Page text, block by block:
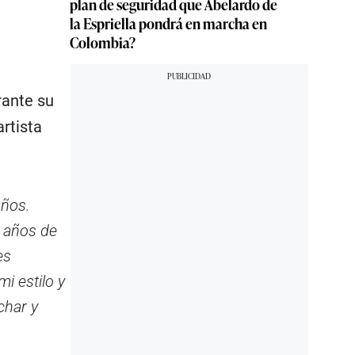
su
de
estilo y
y
la Espriella pondrá en marcha en
Colombia?